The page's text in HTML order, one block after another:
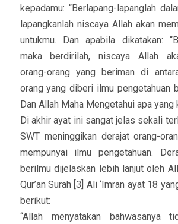
kepadamu: “Berlapang-lapanglah
lapangkanlah niscaya Allah akan
untukmu. Dan apabila dikatakan:
maka berdirilah, niscaya Allah
orang-orang yang beriman di
orang yang diberi ilmu pengetahuan
Dan Allah Maha Mengetahui apa yang
Di akhir ayat ini sangat jelas sekali
SWT meninggikan derajat orang-
mempunyai ilmu pengetahuan.
berilmu dijelaskan lebih lanjut oleh
Qur’an Surah [3] Ali ‘Imran ayat 18
berikut:
“Allah menyatakan bahwasanya